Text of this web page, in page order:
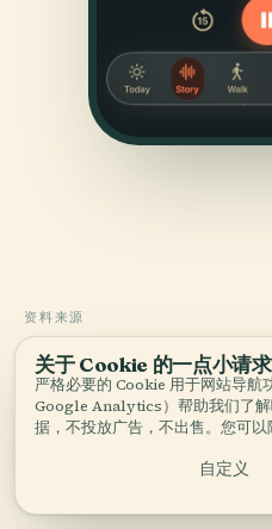
资料来源
经过核实，如
由 Audiala 编辑团队依据历史
关于 Cookie 的一点小请
严格必要的 Cookie 用于网站导航
Google Analytics）帮助我们了
据，不投放广告，不出售。您可以
自定义